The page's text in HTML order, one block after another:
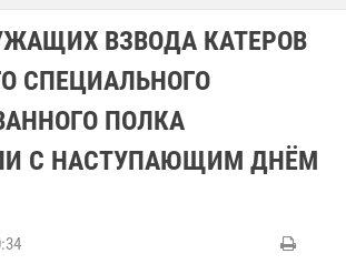
ВЗВОДА КАТЕРОВ
СПЕЦИАЛЬНОГО
ПОЛКА
С НАСТУПАЮЩИМ ДНЁМ